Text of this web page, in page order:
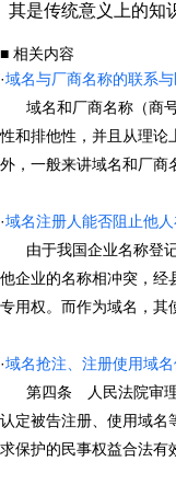
其是传统意义上的知
■ 相关内容
·域名与厂商名称的联系与
域名和厂商名称（商号
性和排他性，并且从理论
外，一般来讲域名和厂商
·域名注册人能否阻止他
由于我国企业名称登记
他企业的名称相冲突，经
专用权。而作为域名，其
·域名抢注、注册使用域
第四条 人民法院审理
认定被告注册、使用域名
求保护的民事权益合法有